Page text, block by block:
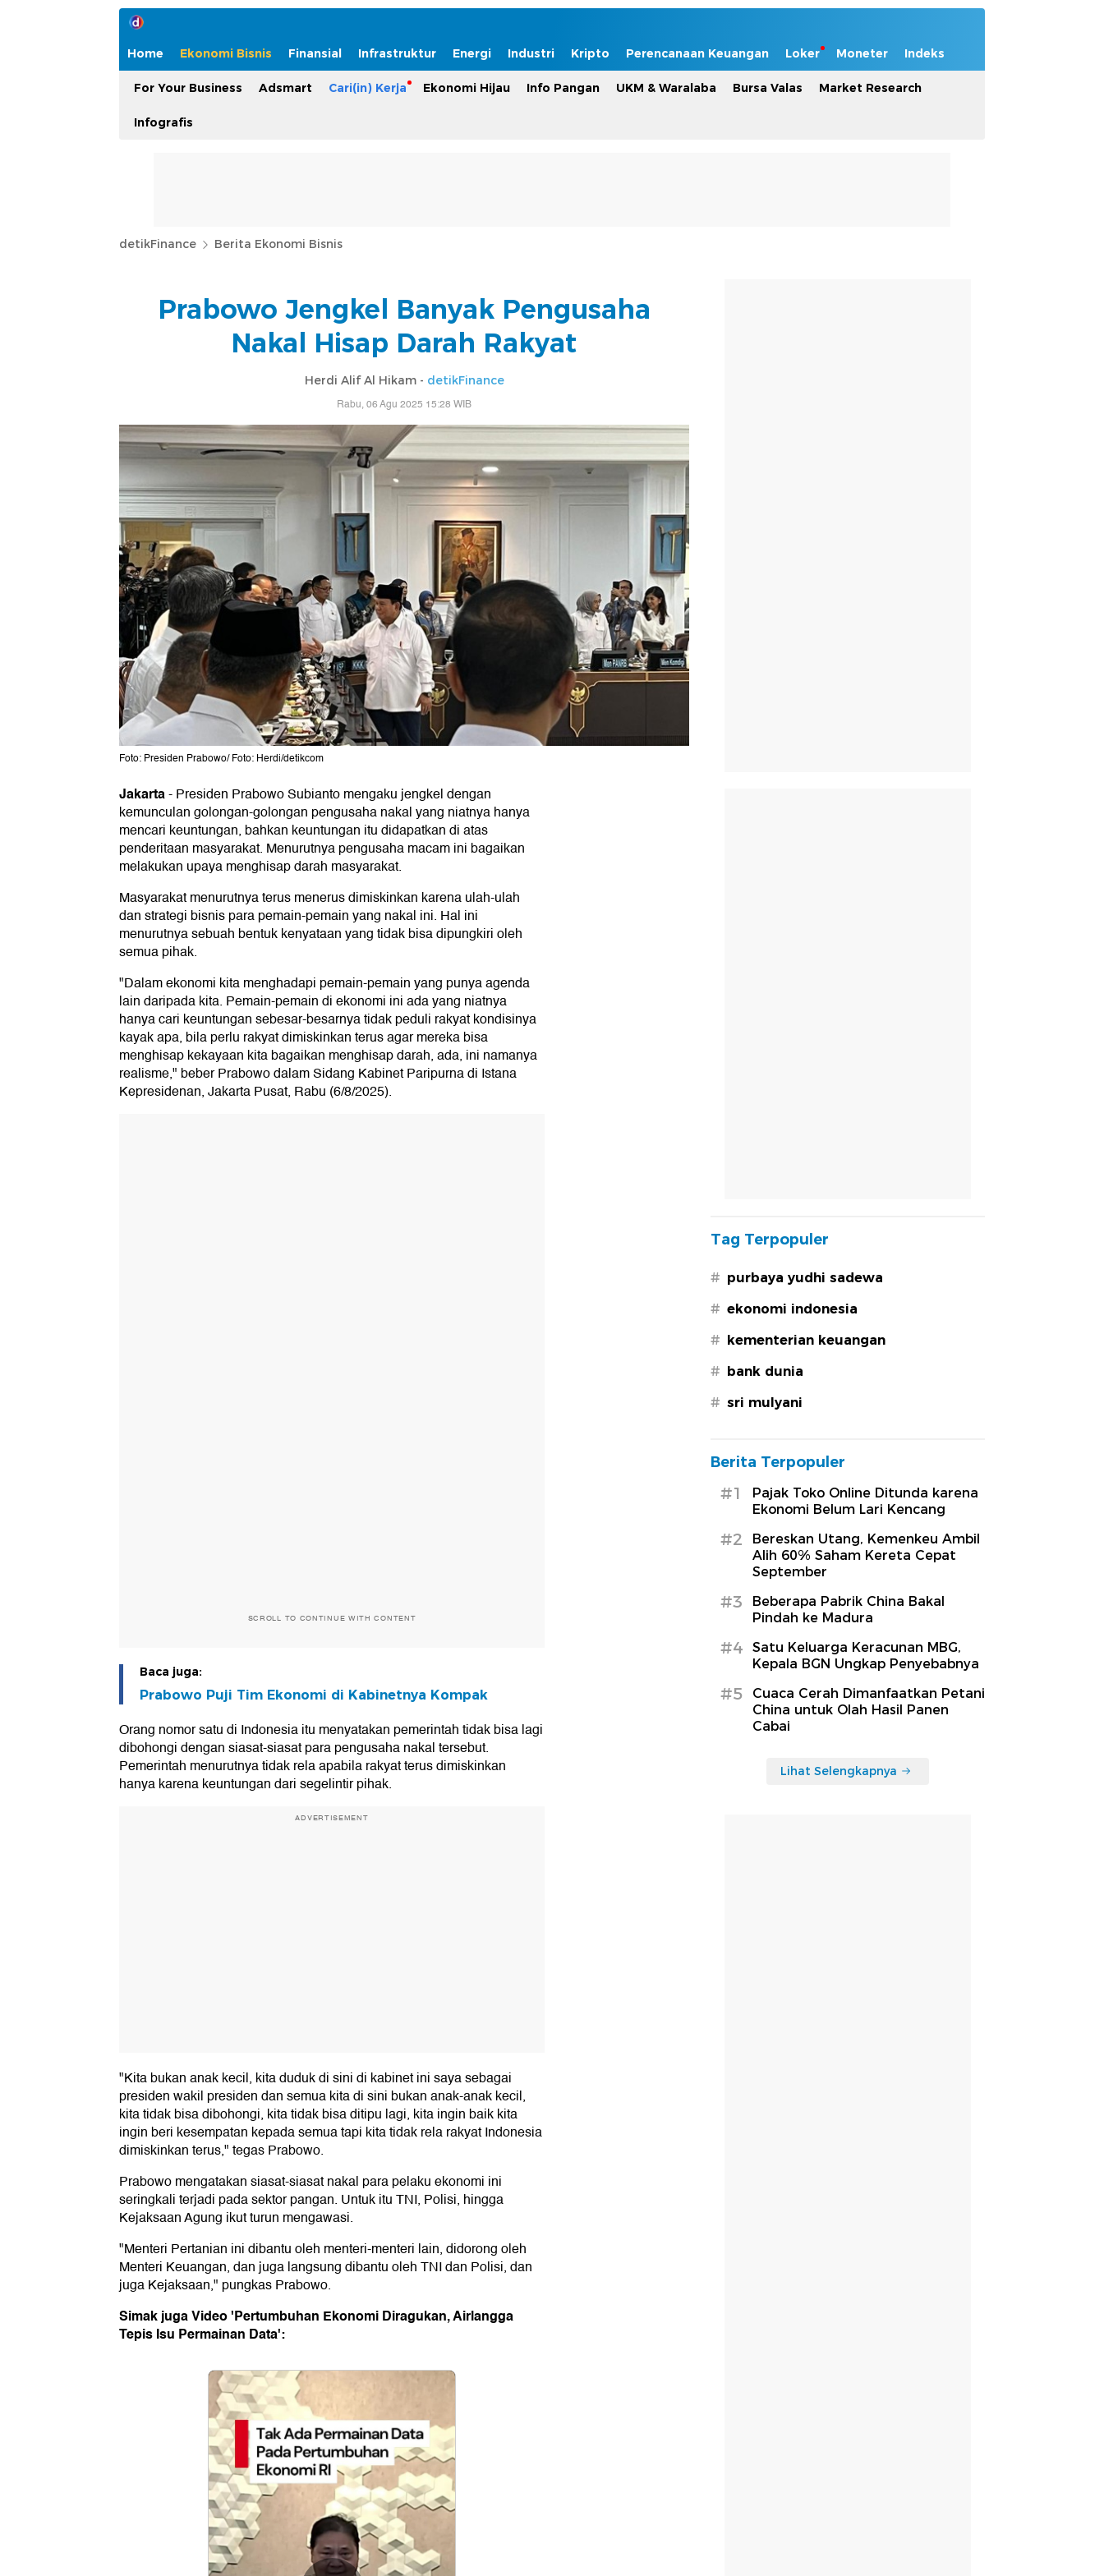
Home Ekonomi Bisnis Finansial Infrastruktur Energi Industri Kripto Perencanaan Keuangan Loker Moneter Indeks
For Your Business Adsmart Cari(in) Kerja Ekonomi Hijau Info Pangan UKM & Waralaba Bursa Valas Market Research
Infografis
detikFinance Berita Ekonomi Bisnis
Prabowo Jengkel Banyak Pengusaha
Nakal Hisap Darah Rakyat
Herdi Alif Al Hikam - detikFinance
Rabu, 06 Agu 2025 15:28 WIB
Foto: Presiden Prabowo/ Foto: Herdi/detikcom
Jakarta-Presiden Prabowo Subianto mengaku jengkel dengan
kemunculan golongan-golongan pengusaha nakal yang niatnya hanya
mencari keuntungan, bahkan keuntungan itu didapatkan di atas
penderitaan masyarakat. Menurutnya pengusaha macam ini bagaikan
melakukan upaya menghisap darah masyarakat.
Masyarakat menurutnya terus menerus dimiskinkan karena ulah-ulah
dan strategi bisnis para pemain-pemain yang nakal ini. Hal ini
menurutnya sebuah bentuk kenyataan yang tidak bisa dipungkiri oleh
semua pihak.
"Dalam ekonomi kita menghadapi pemain-pemain yang punya agenda
lain daripada kita. Pemain-pemain di ekonomi ini ada yang niatnya
hanya cari keuntungan sebesar-besarnya tidak peduli rakyat kondisinya
kayak apa, bila perlu rakyat dimiskinkan terus agar mereka bisa
menghisap kekayaan kita bagaikan menghisap darah, ada, ini namanya
realisme," beber Prabowo dalam Sidang Kabinet Paripurna di Istana
Kepresidenan, Jakarta Pusat, Rabu (6/8/2025).
SCROLL TO CONTINUE WITH CONTENT
Baca juga:
Prabowo Puji Tim Ekonomi di Kabinetnya Kompak
Orang nomor satu di Indonesia itu menyatakan pemerintah tidak bisa lagi
dibohongi dengan siasat-siasat para pengusaha nakal tersebut.
Pemerintah menurutnya tidak rela apabila rakyat terus dimiskinkan
hanya karena keuntungan dari segelintir pihak.
ADVERTISEMENT
"Kita bukan anak kecil, kita duduk di sini di kabinet ini saya sebagai
presiden wakil presiden dan semua kita di sini bukan anak-anak kecil,
kita tidak bisa dibohongi, kita tidak bisa ditipu lagi, kita ingin baik kita
ingin beri kesempatan kepada semua tapi kita tidak rela rakyat Indonesia
dimiskinkan terus," tegas Prabowo.
Prabowo mengatakan siasat-siasat nakal para pelaku ekonomi ini
seringkali terjadi pada sektor pangan. Untuk itu TNI, Polisi, hingga
Kejaksaan Agung ikut turun mengawasi.
"Menteri Pertanian ini dibantu oleh menteri-menteri lain, didorong oleh
Menteri Keuangan, dan juga langsung dibantu oleh TNI dan Polisi, dan
juga Kejaksaan," pungkas Prabowo.
Simak juga Video 'Pertumbuhan Ekonomi Diragukan, Airlangga
Tepis Isu Permainan Data':
Tag Terpopuler
# purbaya yudhi sadewa
# ekonomi indonesia
# kementerian keuangan
# bank dunia
# sri mulyani
Berita Terpopuler
#1
Pajak Toko Online Ditunda karena
Ekonomi Belum Lari Kencang
#2
Bereskan Utang, Kemenkeu Ambil
Alih 60% Saham Kereta Cepat
September
#3
Beberapa Pabrik China Bakal
Pindah ke Madura
#4
Satu Keluarga Keracunan MBG,
Kepala BGN Ungkap Penyebabnya
#5
Cuaca Cerah Dimanfaatkan Petani
China untuk Olah Hasil Panen
Cabai
Lihat Selengkapnya